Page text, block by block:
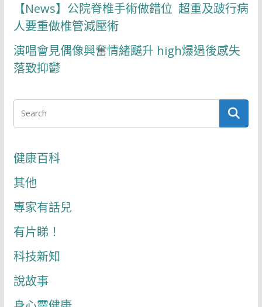
【News】公院脊椎手術做錯位 超重及跛行病
人要重做椎管減壓術
演唱會見偶像興奮情緒飇升 high爆過後感失
落致抑鬱
健康百科
其他
專家有話兒
有片睇！
科技新知
說故事